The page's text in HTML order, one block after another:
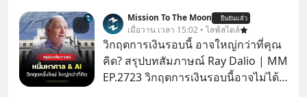
Mission To The Moon ยืนยันแล้ว
เมื่อวาน เวลา 15:02 • ไลฟ์สไตล์
วิกฤตการเงินรอบนี้ อาจใหญ่กว่าที่คุณ
คิด? สรุปบทสัมภาษณ์ Ray Dalio | MM
EP.2723 วิกฤตการเงินรอบนี้อาจไม่ได้